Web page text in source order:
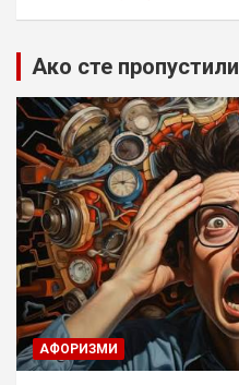
Ако сте пропустили
AФОРИЗМИ